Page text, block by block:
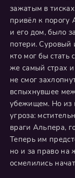
зажатым в
привёл к порогу
и его дом, было
потери. Суровый
кто мог бы стать
же самый страх и
не смог
вспыхнувшее
убежищем. Но из
угроза:
враги Альпера,
Теперь им
но и за право на
осмелились